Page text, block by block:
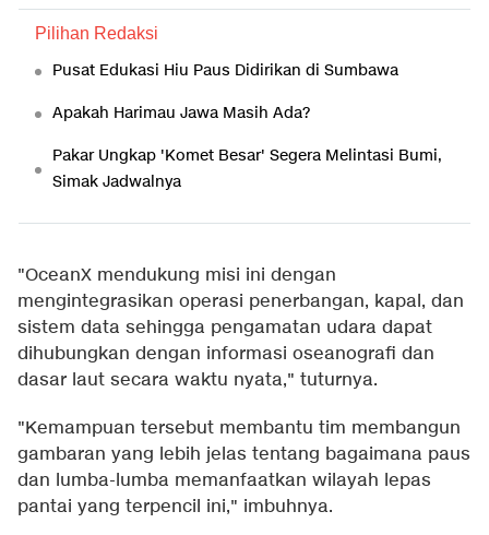
Pilihan Redaksi
Pusat Edukasi Hiu Paus Didirikan di Sumbawa
Apakah Harimau Jawa Masih Ada?
Pakar Ungkap 'Komet Besar' Segera Melintasi Bumi,
Simak Jadwalnya
"OceanX mendukung misi ini dengan
mengintegrasikan operasi penerbangan, kapal, dan
sistem data sehingga pengamatan udara dapat
dihubungkan dengan informasi oseanografi dan
dasar laut secara waktu nyata," tuturnya.
"Kemampuan tersebut membantu tim membangun
gambaran yang lebih jelas tentang bagaimana paus
dan lumba-lumba memanfaatkan wilayah lepas
pantai yang terpencil ini," imbuhnya.